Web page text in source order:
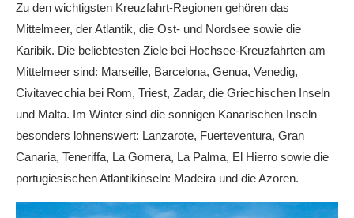
Zu den wichtigsten Kreuzfahrt-Regionen gehören das
Mittelmeer, der Atlantik, die Ost- und Nordsee sowie die
Karibik. Die beliebtesten Ziele bei Hochsee-Kreuzfahrten am
Mittelmeer sind: Marseille, Barcelona, Genua, Venedig,
Civitavecchia bei Rom, Triest, Zadar, die Griechischen Inseln
und Malta. Im Winter sind die sonnigen Kanarischen Inseln
besonders lohnenswert: Lanzarote, Fuerteventura, Gran
Canaria, Teneriffa, La Gomera, La Palma, El Hierro sowie die
portugiesischen Atlantikinseln: Madeira und die Azoren.